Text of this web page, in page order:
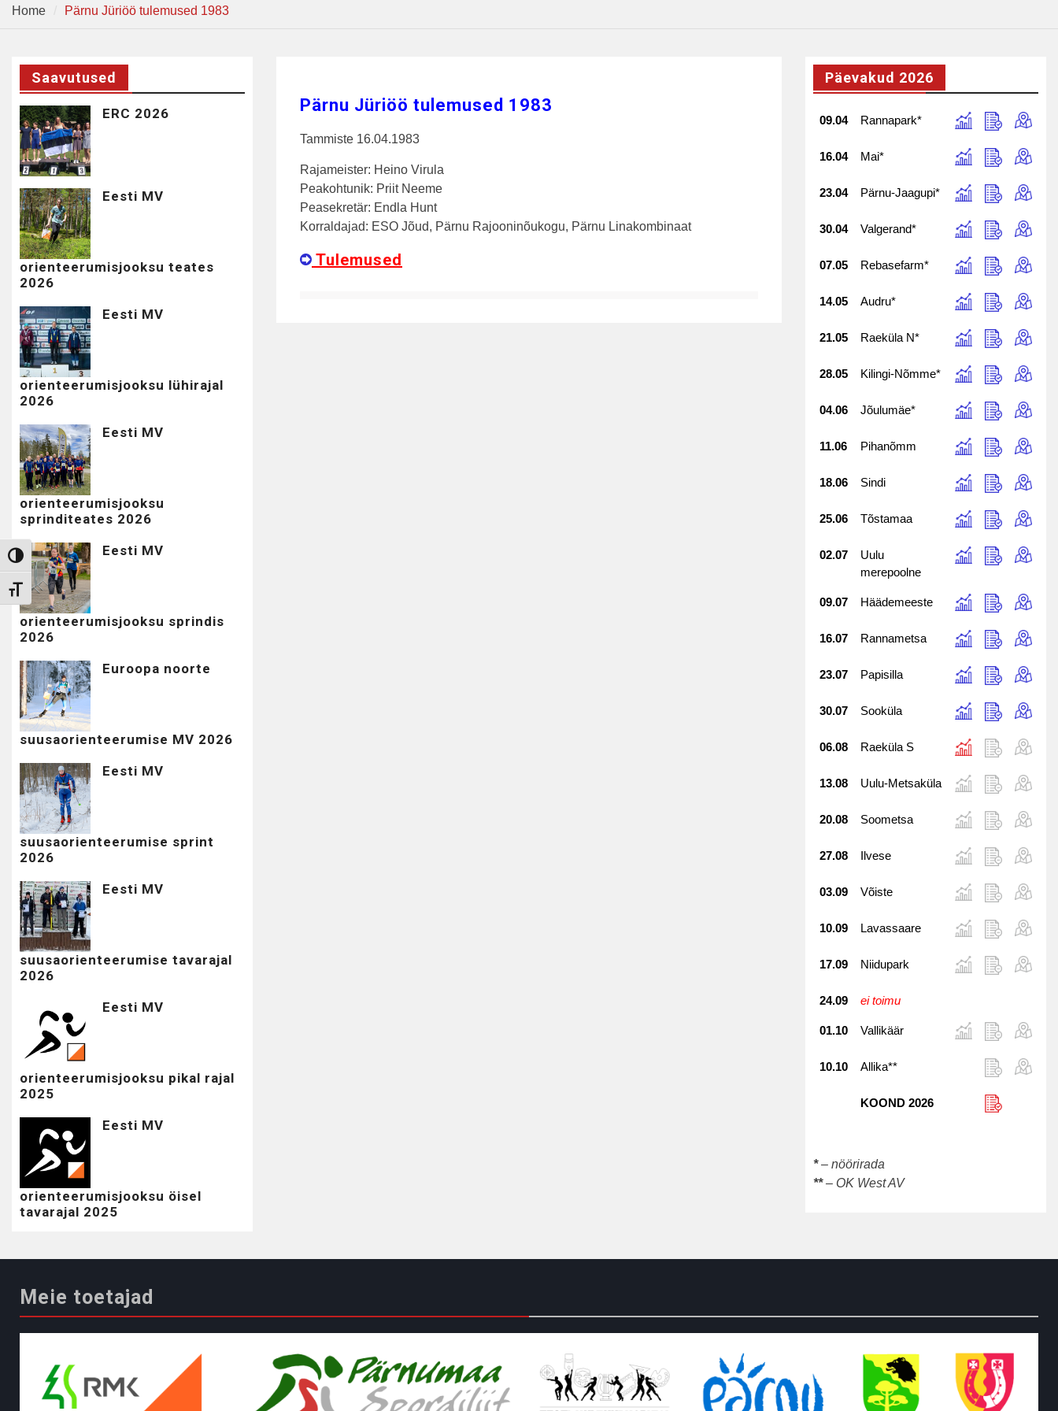
Toggle High Contrast
Toggle Font size
Home Pärnu Jüriöö tulemused 1983
Pärnu Jüriöö tulemused 1983
Tammiste 16.04.1983
Rajameister: Heino Virula
Peakohtunik: Priit Neeme
Peasekretär: Endla Hunt
Korraldajad: ESO Jõud, Pärnu Rajooninõukogu, Pärnu Linakombinaat
Tulemused
Päevakud 2026
09.04 Rannapark*
16.04 Mai*
23.04 Pärnu-Jaagupi*
30.04 Valgerand*
07.05 Rebasefarm*
14.05 Audru*
21.05 Raeküla N*
28.05 Kilingi-Nõmme*
04.06 Jõulumäe*
11.06 Pihanõmm
18.06 Sindi
25.06 Tõstamaa
02.07
Uulu
merepoolne
09.07 Häädemeeste
16.07 Rannametsa
23.07 Papisilla
30.07 Sooküla
06.08 Raeküla S
13.08 Uulu-Metsaküla
20.08 Soometsa
27.08 Ilvese
03.09 Võiste
10.09 Lavassaare
17.09 Niidupark
24.09 ei toimu
01.10 Vallikäär
10.10 Allika**
KOOND 2026
*– nöörirada
**– OK West AV
Saavutused
ERC 2026
Eesti MV
orienteerumisjooksu teates
2026
Eesti MV
orienteerumisjooksu lühirajal
2026
Eesti MV
orienteerumisjooksu
sprinditeates 2026
Eesti MV
orienteerumisjooksu sprindis
2026
Euroopa noorte
suusaorienteerumise MV 2026
Eesti MV
suusaorienteerumise sprint
2026
Eesti MV
suusaorienteerumise tavarajal
2026
Eesti MV
orienteerumisjooksu pikal rajal
2025
Eesti MV
orienteerumisjooksu öisel
tavarajal 2025
Meie toetajad